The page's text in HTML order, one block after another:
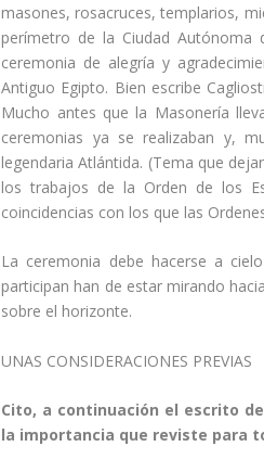
masones, rosacruces, templarios,
perímetro de la Ciudad
ceremonia de alegría y
Antiguo Egipto. Bien escribe
Mucho antes que la Masonería
ceremonias ya se realizaban y,
legendaria Atlántida. (Tema que
los trabajos de la Orden de los
coincidencias con los que las
La ceremonia debe hacerse a
participan han de estar mirando
sobre el horizonte.
UNAS CONSIDERACIONES PREVIAS
Cito, a continuación el escrito
la importancia que reviste para